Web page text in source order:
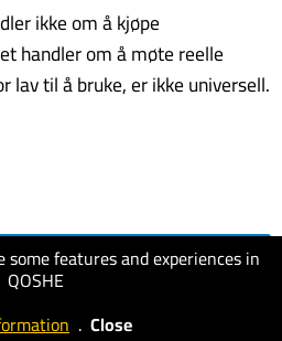
features and experiences in
QOSHE
. Close
ikke om å kjøpe
handler om å møte reelle
lav til å bruke, er ikke universell.